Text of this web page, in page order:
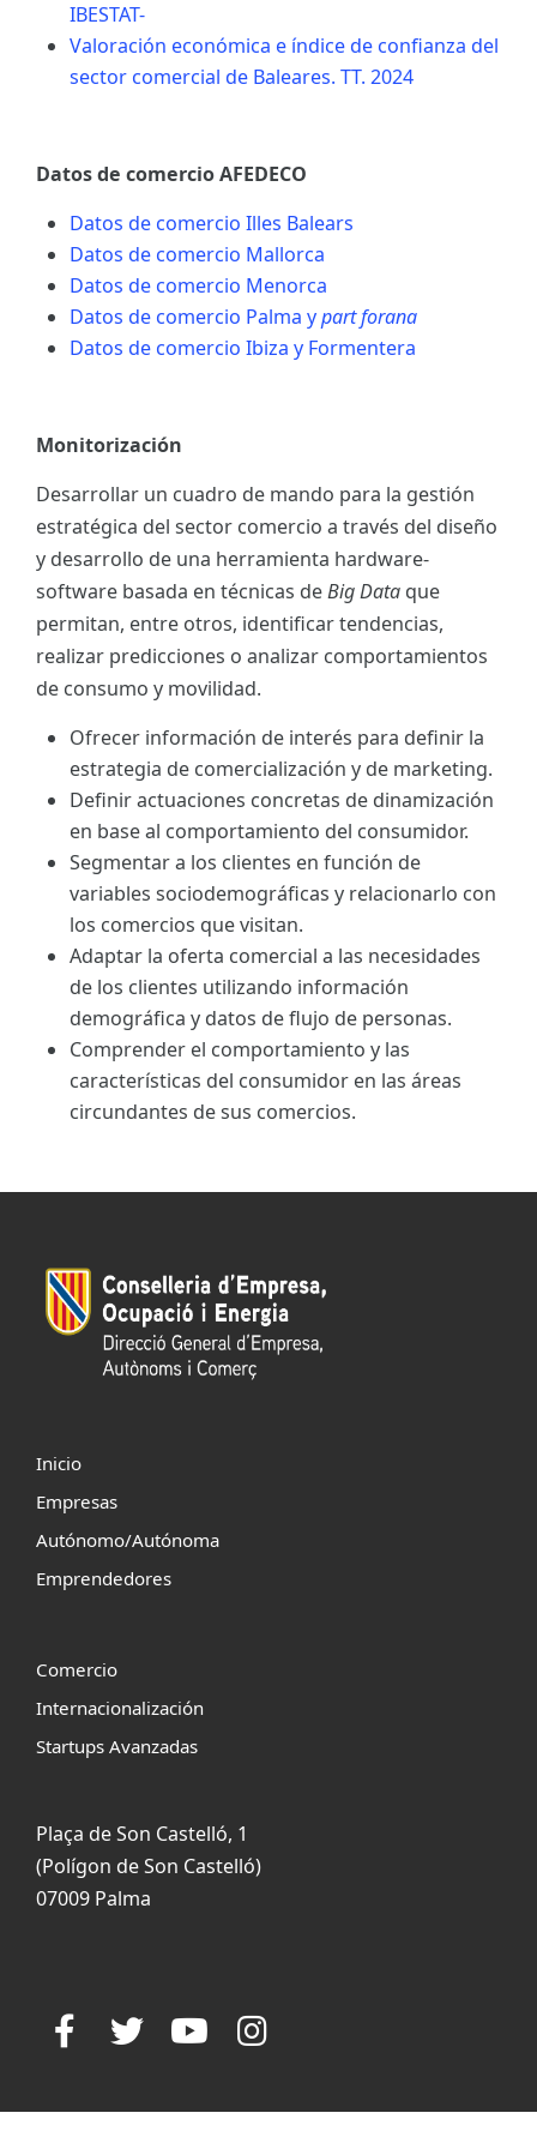
IBESTAT-
Valoración económica e índice de confianza del
sector comercial de Baleares. TT. 2024
Datos de comercio AFEDECO
Datos de comercio Illes Balears
Datos de comercio Mallorca
Datos de comercio Menorca
Datos de comercio Palma ypart forana
Datos de comercio Ibiza y Formentera
Monitorización
Desarrollar un cuadro de mando para la gestión
estratégica del sector comercio a través del diseño
y desarrollo de una herramienta hardware-
software basada en técnicas deBig Data que
permitan, entre otros, identificar tendencias,
realizar predicciones o analizar comportamientos
de consumo y movilidad.
Ofrecer información de interés para definir la
estrategia de comercialización y de marketing.
Definir actuaciones concretas de dinamización
en base al comportamiento del consumidor.
Segmentar a los clientes en función de
variables sociodemográficas y relacionarlo con
los comercios que visitan.
Adaptar la oferta comercial a las necesidades
de los clientes utilizando información
demográfica y datos de flujo de personas.
Comprender el comportamiento y las
características del consumidor en las áreas
circundantes de sus comercios.
Inicio
Empresas
Autónomo/Autónoma
Emprendedores
Comercio
Internacionalización
Startups Avanzadas
Plaça de Son Castelló, 1
(Polígon de Son Castelló)
07009 Palma